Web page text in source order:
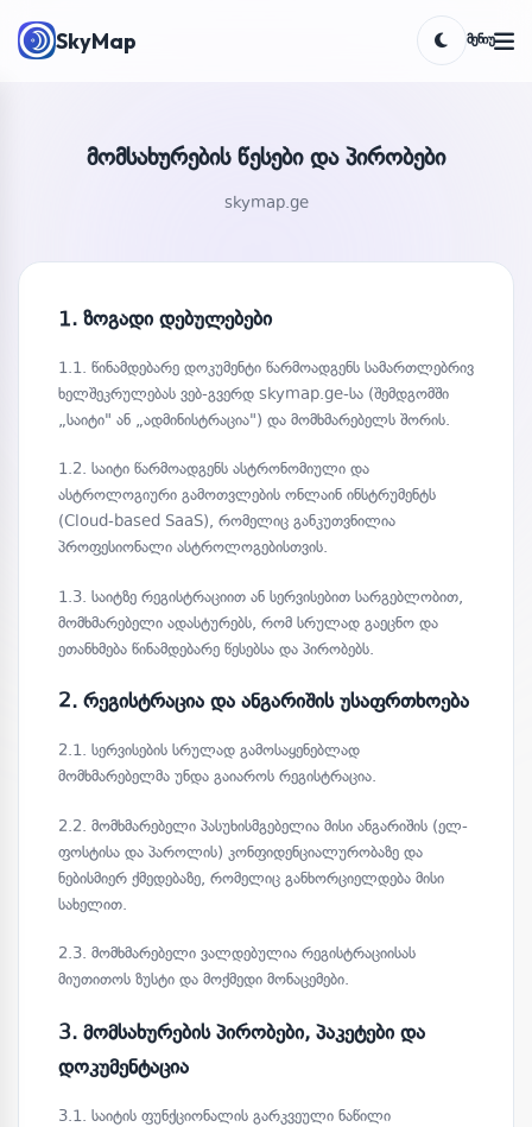
SkyMap Toggle
ᲛᲔᲜᲘᲣ
მომსახურების წესები და პირობები
skymap.ge
1. ზოგადი დებულებები
1.1. წინამდებარე დოკუმენტი წარმოადგენს სამართლებრივ
ხელშეკრულებას ვებ-გვერდ skymap.ge-სა (შემდგომში
„საიტი" ან „ადმინისტრაცია") და მომხმარებელს შორის.
1.2. საიტი წარმოადგენს ასტრონომიული და
ასტროლოგიური გამოთვლების ონლაინ ინსტრუმენტს
(Cloud-based SaaS), რომელიც განკუთვნილია
პროფესიონალი ასტროლოგებისთვის.
1.3. საიტზე რეგისტრაციით ან სერვისებით სარგებლობით,
მომხმარებელი ადასტურებს, რომ სრულად გაეცნო და
ეთანხმება წინამდებარე წესებსა და პირობებს.
2. რეგისტრაცია და ანგარიშის უსაფრთხოება
2.1. სერვისების სრულად გამოსაყენებლად
მომხმარებელმა უნდა გაიაროს რეგისტრაცია.
2.2. მომხმარებელი პასუხისმგებელია მისი ანგარიშის (ელ-
ფოსტისა და პაროლის) კონფიდენციალურობაზე და
ნებისმიერ ქმედებაზე, რომელიც განხორციელდება მისი
სახელით.
2.3. მომხმარებელი ვალდებულია რეგისტრაციისას
მიუთითოს ზუსტი და მოქმედი მონაცემები.
3. მომსახურების პირობები, პაკეტები და
დოკუმენტაცია
3.1. საიტის ფუნქციონალის გარკვეული ნაწილი